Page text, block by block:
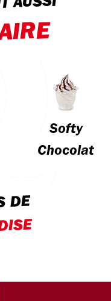
AUSSI
Softy
Chocolat
DE